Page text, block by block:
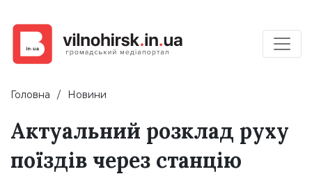
Головна Новини
Актуальний розклад руху
поїздів через станцію